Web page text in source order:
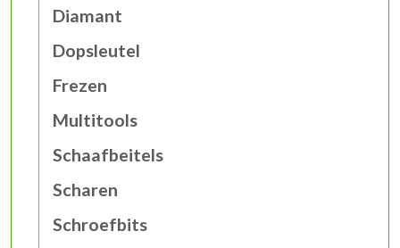
Diamant
Dopsleutel
Frezen
Multitools
Schaafbeitels
Scharen
Schroefbits